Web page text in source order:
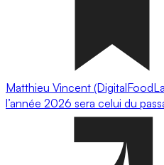
Matthieu Vincent
l’année 2026 sera celui du